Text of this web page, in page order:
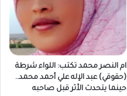
ام النصر محمد تكتب: اللواء شرطة
(حقوقي) عبد الإله علي أحمد محمد..
حينما يتحدث الأثر قبل صاحبه